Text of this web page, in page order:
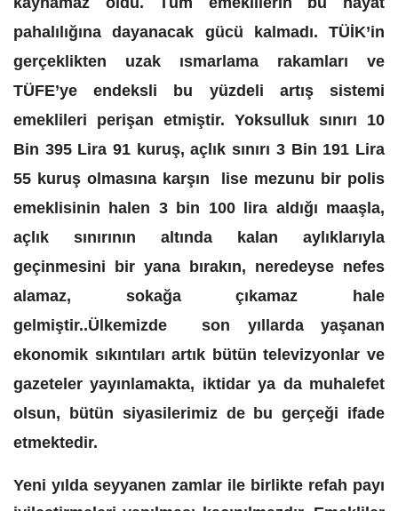
pahalılığına dayanacak gücü kalmadı. TÜİK’in
gerçeklikten uzak ısmarlama rakamları ve
TÜFE’ye endeksli bu yüzdeli artış sistemi
emeklileri perişan etmiştir. Yoksulluk sınırı 10
Bin 395 Lira 91 kuruş, açlık sınırı 3 Bin 191 Lira
55 kuruş olmasına karşın lise mezunu bir polis
emeklisinin halen 3 bin 100 lira aldığı maaşla,
açlık sınırının altında kalan aylıklarıyla
geçinmesini bir yana bırakın, neredeyse nefes
alamaz, sokağa çıkamaz hale
gelmiştir..Ülkemizde son yıllarda yaşanan
ekonomik sıkıntıları artık bütün televizyonlar ve
gazeteler yayınlamakta, iktidar ya da muhalefet
olsun, bütün siyasilerimiz de bu gerçeği ifade
etmektedir.
Yeni yılda seyyanen zamlar ile birlikte refah payı